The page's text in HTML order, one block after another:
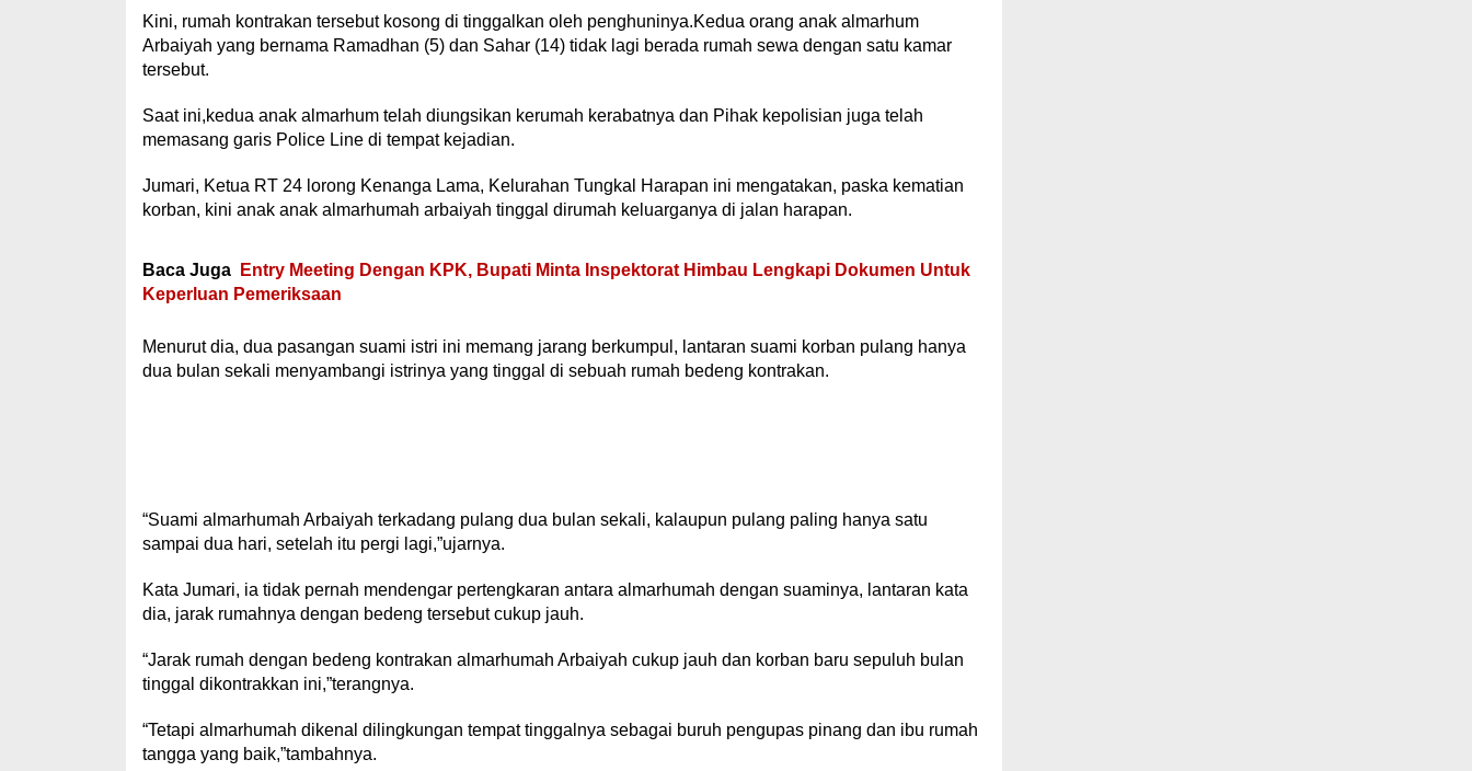
Kini, rumah kontrakan tersebut kosong di tinggalkan oleh penghuninya.Kedua orang anak almarhum
Arbaiyah yang bernama Ramadhan (5) dan Sahar (14) tidak lagi berada rumah sewa dengan satu kamar
tersebut.
Saat ini,kedua anak almarhum telah diungsikan kerumah kerabatnya dan Pihak kepolisian juga telah
memasang garis Police Line di tempat kejadian.
Jumari, Ketua RT 24 lorong Kenanga Lama, Kelurahan Tungkal Harapan ini mengatakan, paska kematian
korban, kini anak anak almarhumah arbaiyah tinggal dirumah keluarganya di jalan harapan.
Baca Juga
Entry Meeting Dengan KPK, Bupati Minta Inspektorat Himbau Lengkapi Dokumen Untuk
Keperluan Pemeriksaan
Menurut dia, dua pasangan suami istri ini memang jarang berkumpul, lantaran suami korban pulang hanya
dua bulan sekali menyambangi istrinya yang tinggal di sebuah rumah bedeng kontrakan.
“Suami almarhumah Arbaiyah terkadang pulang dua bulan sekali, kalaupun pulang paling hanya satu
sampai dua hari, setelah itu pergi lagi,”ujarnya.
Kata Jumari, ia tidak pernah mendengar pertengkaran antara almarhumah dengan suaminya, lantaran kata
dia, jarak rumahnya dengan bedeng tersebut cukup jauh.
“Jarak rumah dengan bedeng kontrakan almarhumah Arbaiyah cukup jauh dan korban baru sepuluh bulan
tinggal dikontrakkan ini,”terangnya.
“Tetapi almarhumah dikenal dilingkungan tempat tinggalnya sebagai buruh pengupas pinang dan ibu rumah
tangga yang baik,”tambahnya.